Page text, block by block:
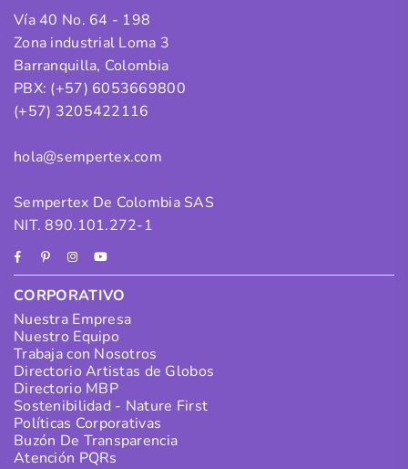
Vía 40 No. 64 - 198
Zona industrial Loma 3
Barranquilla, Colombia
PBX: (+57) 6053669800
(+57) 3205422116
hola@sempertex.com
Sempertex De Colombia SAS
NIT. 890.101.272-1
FacebookPinterestInstagram
YouTube
CORPORATIVO
Nuestra Empresa
Nuestro Equipo
Trabaja con Nosotros
Directorio Artistas de Globos
Directorio MBP
Sostenibilidad - Nature First
Políticas Corporativas
Buzón De Transparencia
Atención PQRs